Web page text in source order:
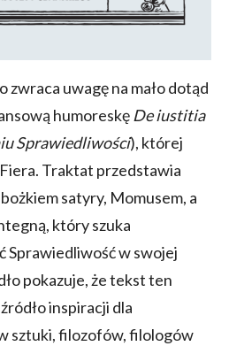
zwraca uwagę na mało dotąd
humoreskę De iustitia
Sprawiedliwości), której
Traktat przedstawia
satyry, Momusem, a
który szuka
Sprawiedliwość w swojej
pokazuje, że tekst ten
inspiracji dla
sztuki, filozofów, filologów